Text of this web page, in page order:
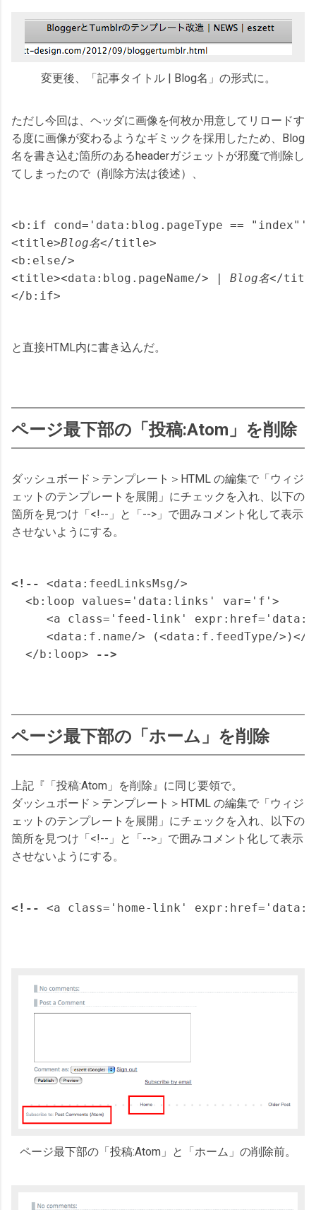
変更後、「記事タイトル | Blog名」の形式に。
ただし今回は、ヘッダに画像を何枚か用意してリロードす
る度に画像が変わるようなギミックを採用したため、Blog
名を書き込む箇所のあるheaderガジェットが邪魔で削除し
てしまったので（削除方法は後述）、
<b:if cond='data:blog.pageType == "index"'>
<title>Blog名</title>
<b:else/>
<title><data:blog.pageName/> | Blog名</
と直接HTML内に書き込んだ。
ページ最下部の「投稿:Atom」を削除
ダッシュボード＞テンプレート＞HTML の編集で「ウィジ
ェットのテンプレートを展開」にチェックを入れ、以下の
箇所を見つけ「<!--」と「-->」で囲みコメント化して表示
させないようにする。
<!--
<data:feedLinksMsg/>
  <b:loop values='data:links' var='f'>
<a class='feed-link'
<data:f.name/> (<data:f.feedType/>)</
  </b:loop>
-->
ページ最下部の「ホーム」を削除
上記『「投稿:Atom」を削除』に同じ要領で。
ダッシュボード＞テンプレート＞HTML の編集で「ウィジ
ェットのテンプレートを展開」にチェックを入れ、以下の
箇所を見つけ「<!--」と「-->」で囲みコメント化して表示
させないようにする。
<!-- <a class='home-link'
ページ最下部の「投稿:Atom」と「ホーム」の削除前。